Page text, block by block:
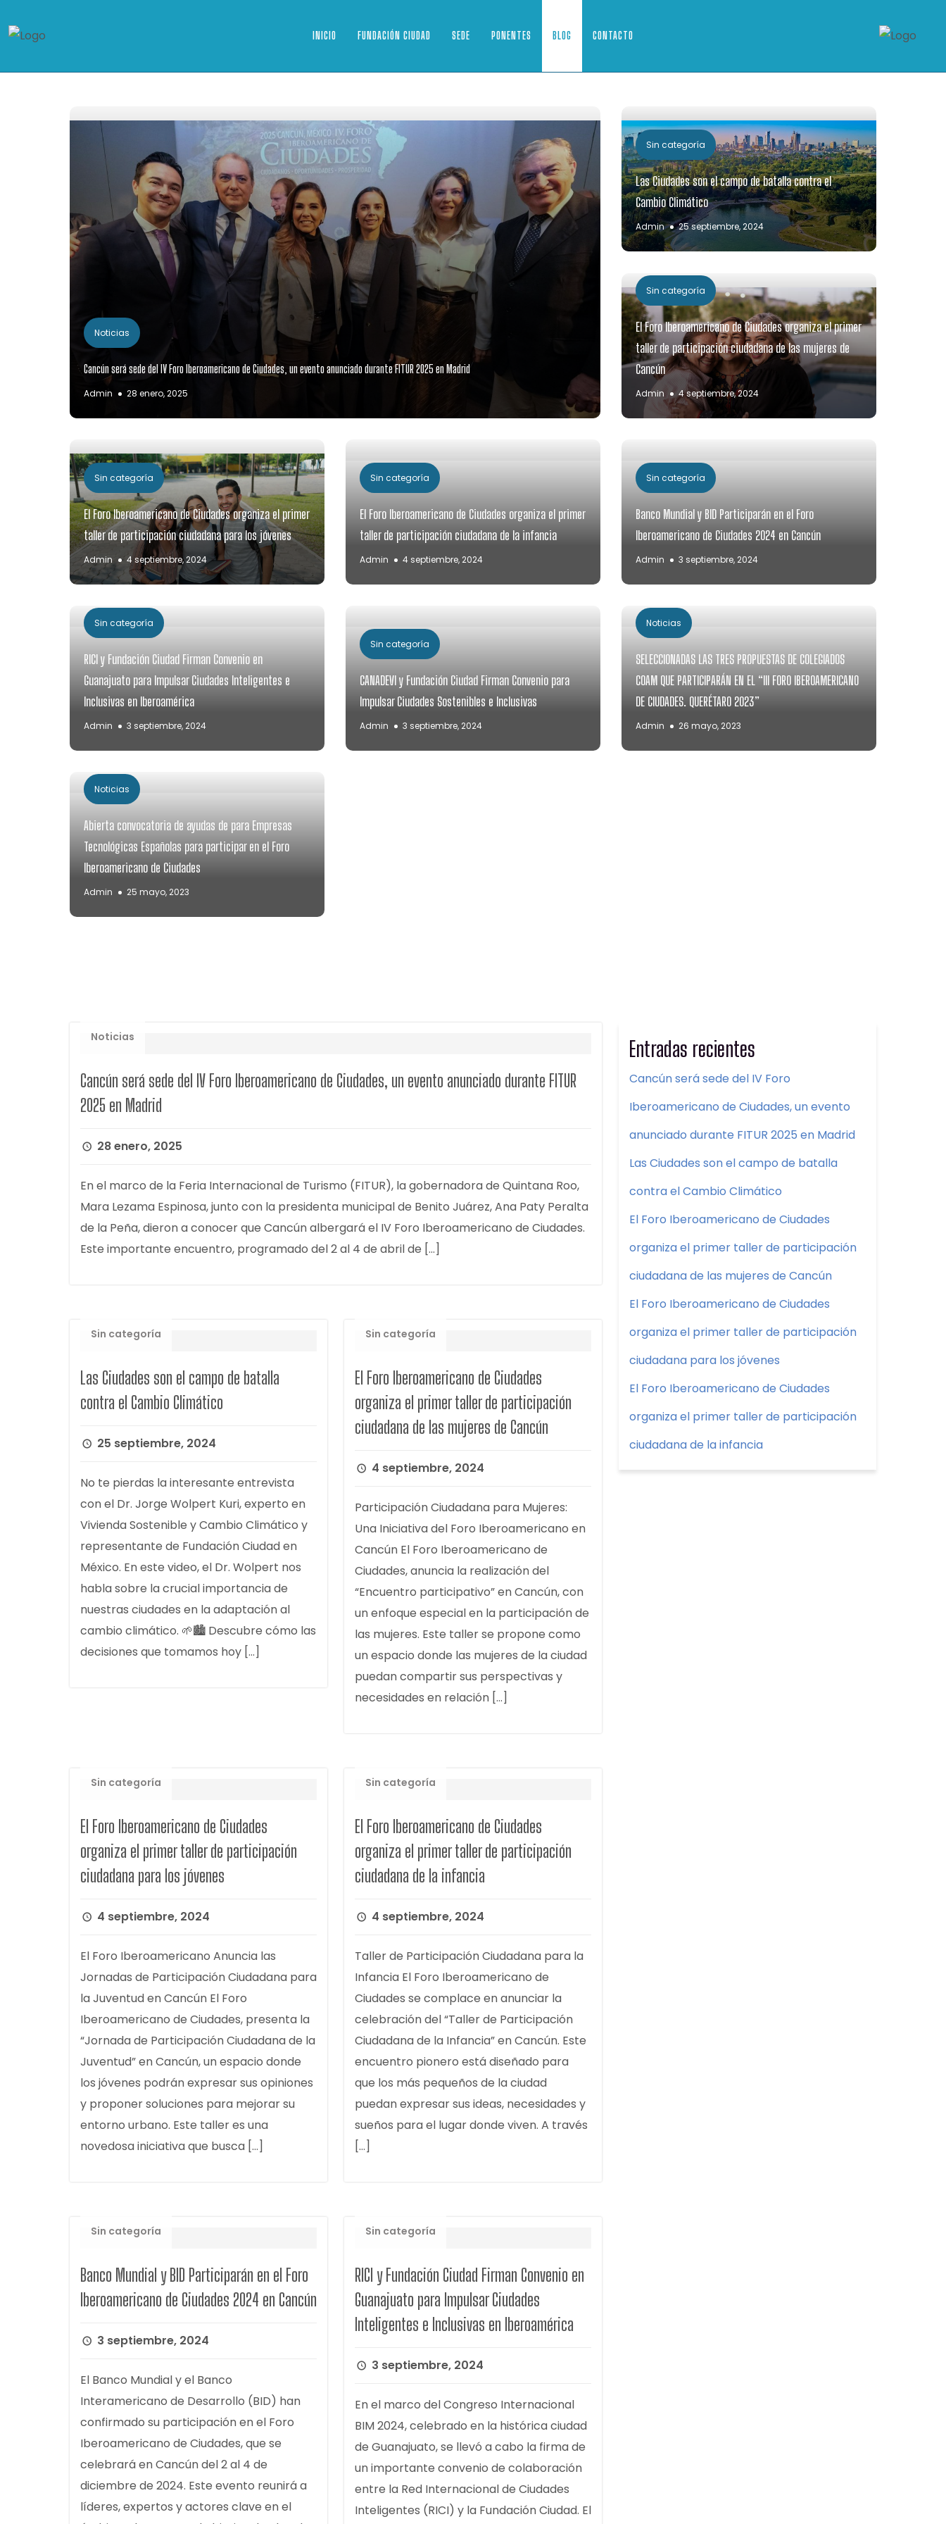
INICIO FUNDACIÓN CIUDAD SEDE PONENTES BLOG CONTACTO
Noticias
Cancún será sede del IV Foro Iberoamericano de Ciudades, un evento anunciado durante FITUR 2025 en Madrid
Admin 28 enero, 2025
Sin categoría
Las Ciudades son el campo de batalla contra el
Cambio Climático
Admin 25 septiembre, 2024
Sin categoría
El Foro Iberoamericano de Ciudades organiza el primer
taller de participación ciudadana de las mujeres de
Cancún
Admin 4 septiembre, 2024
Sin categoría
El Foro Iberoamericano de Ciudades organiza el primer
taller de participación ciudadana para los jóvenes
Admin 4 septiembre, 2024
Sin categoría
El Foro Iberoamericano de Ciudades organiza el primer
taller de participación ciudadana de la infancia
Admin 4 septiembre, 2024
Sin categoría
Banco Mundial y BID Participarán en el Foro
Iberoamericano de Ciudades 2024 en Cancún
Admin 3 septiembre, 2024
Sin categoría
RICI y Fundación Ciudad Firman Convenio en
Guanajuato para Impulsar Ciudades Inteligentes e
Inclusivas en Iberoamérica
Admin 3 septiembre, 2024
Sin categoría
CANADEVI y Fundación Ciudad Firman Convenio para
Impulsar Ciudades Sostenibles e Inclusivas
Admin 3 septiembre, 2024
Noticias
SELECCIONADAS LAS TRES PROPUESTAS DE COLEGIADOS
COAM QUE PARTICIPARÁN EN EL “III FORO IBEROAMERICANO
DE CIUDADES. QUERÉTARO 2023”
Admin 26 mayo, 2023
Noticias
Abierta convocatoria de ayudas de para Empresas
Tecnológicas Españolas para participar en el Foro
Iberoamericano de Ciudades
Admin 25 mayo, 2023
Noticias
Cancún será sede del IV Foro Iberoamericano de Ciudades, un evento anunciado durante FITUR
2025 en Madrid
28 enero, 2025
En el marco de la Feria Internacional de Turismo (FITUR), la gobernadora de Quintana Roo,
Mara Lezama Espinosa, junto con la presidenta municipal de Benito Juárez, Ana Paty Peralta
de la Peña, dieron a conocer que Cancún albergará el IV Foro Iberoamericano de Ciudades.
Este importante encuentro, programado del 2 al 4 de abril de […]
Sin categoría
Las Ciudades son el campo de batalla
contra el Cambio Climático
25 septiembre, 2024
No te pierdas la interesante entrevista
con el Dr. Jorge Wolpert Kuri, experto en
Vivienda Sostenible y Cambio Climático y
representante de Fundación Ciudad en
México. En este video, el Dr. Wolpert nos
habla sobre la crucial importancia de
nuestras ciudades en la adaptación al
cambio climático. 🌱🏙️ Descubre cómo las
decisiones que tomamos hoy […]
Sin categoría
El Foro Iberoamericano de Ciudades
organiza el primer taller de participación
ciudadana de las mujeres de Cancún
4 septiembre, 2024
Participación Ciudadana para Mujeres:
Una Iniciativa del Foro Iberoamericano en
Cancún El Foro Iberoamericano de
Ciudades, anuncia la realización del
“Encuentro participativo” en Cancún, con
un enfoque especial en la participación de
las mujeres. Este taller se propone como
un espacio donde las mujeres de la ciudad
puedan compartir sus perspectivas y
necesidades en relación […]
Sin categoría
El Foro Iberoamericano de Ciudades
organiza el primer taller de participación
ciudadana para los jóvenes
4 septiembre, 2024
El Foro Iberoamericano Anuncia las
Jornadas de Participación Ciudadana para
la Juventud en Cancún El Foro
Iberoamericano de Ciudades, presenta la
“Jornada de Participación Ciudadana de la
Juventud” en Cancún, un espacio donde
los jóvenes podrán expresar sus opiniones
y proponer soluciones para mejorar su
entorno urbano. Este taller es una
novedosa iniciativa que busca […]
Sin categoría
El Foro Iberoamericano de Ciudades
organiza el primer taller de participación
ciudadana de la infancia
4 septiembre, 2024
Taller de Participación Ciudadana para la
Infancia El Foro Iberoamericano de
Ciudades se complace en anunciar la
celebración del “Taller de Participación
Ciudadana de la Infancia” en Cancún. Este
encuentro pionero está diseñado para
que los más pequeños de la ciudad
puedan expresar sus ideas, necesidades y
sueños para el lugar donde viven. A través
[…]
Sin categoría
Banco Mundial y BID Participarán en el Foro
Iberoamericano de Ciudades 2024 en Cancún
3 septiembre, 2024
El Banco Mundial y el Banco
Interamericano de Desarrollo (BID) han
confirmado su participación en el Foro
Iberoamericano de Ciudades, que se
celebrará en Cancún del 2 al 4 de
diciembre de 2024. Este evento reunirá a
líderes, expertos y actores clave en el
Sin categoría
RICI y Fundación Ciudad Firman Convenio en
Guanajuato para Impulsar Ciudades
Inteligentes e Inclusivas en Iberoamérica
3 septiembre, 2024
En el marco del Congreso Internacional
BIM 2024, celebrado en la histórica ciudad
de Guanajuato, se llevó a cabo la firma de
un importante convenio de colaboración
entre la Red Internacional de Ciudades
Inteligentes (RICI) y la Fundación Ciudad. El
Entradas recientes
Cancún será sede del IV Foro
Iberoamericano de Ciudades, un evento
anunciado durante FITUR 2025 en Madrid
Las Ciudades son el campo de batalla
contra el Cambio Climático
El Foro Iberoamericano de Ciudades
organiza el primer taller de participación
ciudadana de las mujeres de Cancún
El Foro Iberoamericano de Ciudades
organiza el primer taller de participación
ciudadana para los jóvenes
El Foro Iberoamericano de Ciudades
organiza el primer taller de participación
ciudadana de la infancia